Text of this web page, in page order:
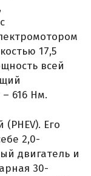
17,5
всей
616 Нм.
Его
2,0-
двигатель и
30-